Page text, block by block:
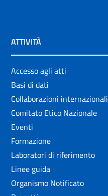
ATTIVITÀ
Accesso agli atti
Basi di dati
Collaborazioni internazionali
Comitato Etico Nazionale
Eventi
Formazione
Laboratori di riferimento
Linee guida
Organismo Notificato